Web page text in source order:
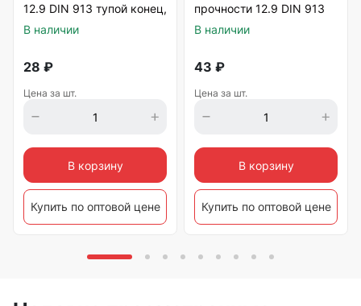
12.9 DIN 913 тупой конец,
черный
В наличии
28 ₽
Цена за шт.
В корзину
Купить по оптовой цене
прочности 12.9 DIN 913
тупой конец, черный
В наличии
43 ₽
Цена за шт.
В корзину
Купить по оптовой цене